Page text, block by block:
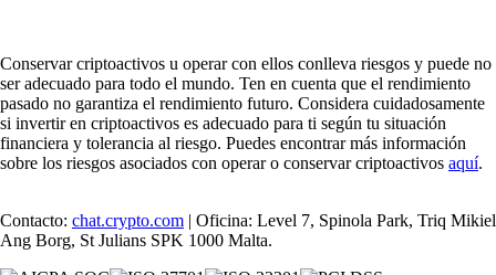
Conservar criptoactivos u operar con ellos conlleva riesgos y puede no
ser adecuado para todo el mundo. Ten en cuenta que el rendimiento
pasado no garantiza el rendimiento futuro. Considera cuidadosamente
si invertir en criptoactivos es adecuado para ti según tu situación
financiera y tolerancia al riesgo. Puedes encontrar más información
sobre los riesgos asociados con operar o conservar criptoactivos aquí.
Contacto: chat.crypto.com | Oficina: Level 7, Spinola Park, Triq Mikiel
Ang Borg, St Julians SPK 1000 Malta.